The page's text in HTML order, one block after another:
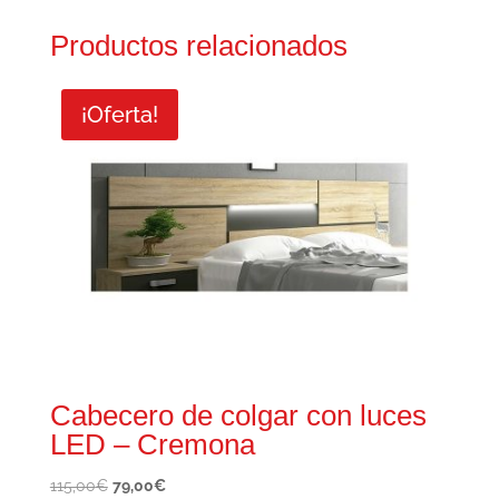
Productos relacionados
¡Oferta!
Cabecero de colgar con luces
LED – Cremona
115,00€ El
79,00€El